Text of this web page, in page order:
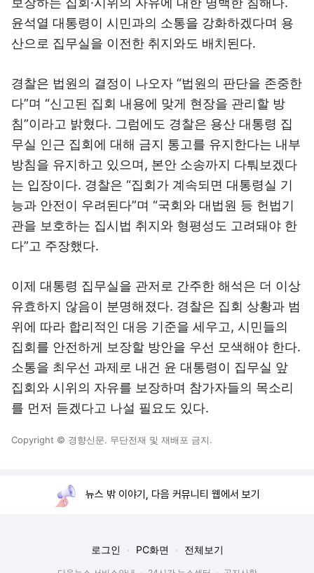
윤석열 대통령이 시민과의 소통을 강화하겠다며 용
산으로 집무실을 이전한 취지와도 배치된다.
경찰은 법원의 결정이 나오자 “법원의 판단을 존중한
다”며 “신고된 집회 내용에 맞게 현장을 관리할 방
침”이라고 밝혔다. 그럼에도 경찰은 용산 대통령 집
무실 인근 집회에 대해 금지 통고를 유지한다는 내부
방침을 유지하고 있으며, 본안 소송까지 다퉈보겠다
는 입장이다. 경찰은 “집회가 계속되면 대통령실 기
능과 안전이 우려된다”며 “국회와 대법원 등 헌법기
관을 보호하는 집시법 취지와 형평성도 고려돼야 한
다”고 주장했다.
이제 대통령 집무실을 관저로 간주한 해석은 더 이상
유효하지 않음이 분명해졌다. 경찰은 집회 상황과 범
위에 따라 합리적인 대응 기준을 세우고, 시민들의
집회를 안전하게 보장할 방안을 우선 모색해야 한다.
소통을 최우선 과제로 내건 윤 대통령이 집무실 앞
집회와 시위의 자유를 보장하며 참가자들의 목소리
를 먼저 듣겠다고 나설 필요도 있다.
Copyright © 경향신문. 무단전재 및 재배포 금지.
뉴스 밖 이야기, 다음 커뮤니티 웹에서 보기
로그인 PC화면 전체보기